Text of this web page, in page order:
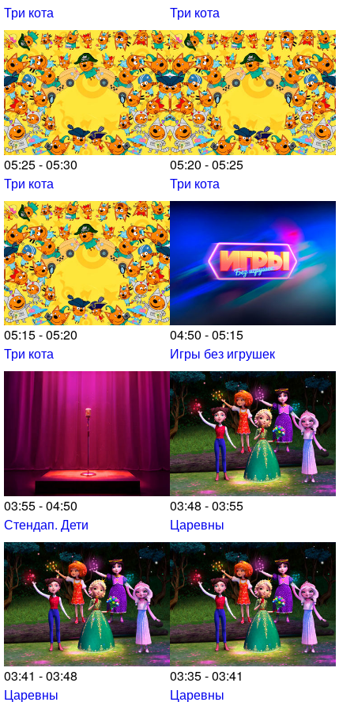
Три кота
Три кота
05:25 - 05:30
Три кота
05:20 - 05:25
Три кота
05:15 - 05:20
Три кота
04:50 - 05:15
Игры без игрушек
03:55 - 04:50
Стендап. Дети
03:48 - 03:55
Царевны
03:41 - 03:48
Царевны
03:35 - 03:41
Царевны